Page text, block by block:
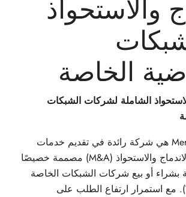
والاستحواذ
الخاصة
الشاملة لشركات الشبكات
شركة MergersCorp هي شركة رائدة في تقديم خدمات
شاملة لعمليات الاندماج والاستحواذ (M&A) مصممة خصيصًا
بشراء أو بيع شركات الشبكات الخاصة
الافتراضية (VPN). مع استمرار ارتفاع الطلب على